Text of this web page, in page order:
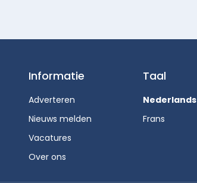
Informatie
Adverteren
Nieuws melden
Vacatures
Over ons
Taal
Nederlands
Frans